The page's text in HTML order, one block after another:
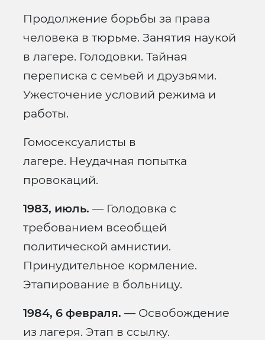
Продолжение борьбы за права
человека в тюрьме. Занятия наукой
в лагере. Голодовки. Тайная
переписка с семьей и друзьями.
Ужесточение условий режима и
работы.
Гомосексуалисты в
лагере. Неудачная попытка
провокаций.
1983, июль. — Голодовка с
требованием всеобщей
политической амнистии.
Принудительное кормление.
Этапирование в больницу.
1984, 6 февраля. — Освобождение
из лагеря. Этап в ссылку.